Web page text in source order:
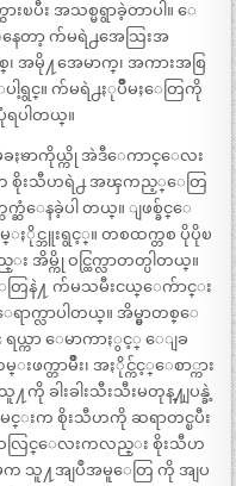
ၿပီး အသစ္မရွာခဲ့တာပါ။ ေ
တာ့ က်မရဲ႕အေသြးအ
အမို႔အေမာက္၊ အကားအစြ
ရွင္။ က်မရဲ႕ႏုပ်ဳိမႈေတြကို
ပါတယ္။
ၶာကိုယ္ကို အဲဒီေကာင္ေလး
က စိုးသီဟရဲ႕ အၾကည့္ေတြ
ဆံေနခဲ့ပါ တယ္။ ျဖစ္ခ်င္ေ
င္ဘူးရွင့္။ တစထက္တစ ပိုပိုၿ
မ္ကို ဝင္ထြက္လာတတ္ပါတယ္။
ေတြနဲ႔ က်မသမီးငယ္ေက်ာင္း
ာက္လာပါတယ္။ အိမ္မွာတစ္ေ
ယ္ကာ ေမာကာႏွင့္ ေျခ
က္တာမ်ဳိး၊ အႏိုင္က်င့္ေစာ္ကား
ါးခါးသီးသီးမတုန္႔ျပန္ခဲ့
းမင္းက စိုးသီဟကို ဆရာတင္ၿပီး
လြင္ေလးကလည္း စိုးသီဟ
သူ႔အျပဳအမူေတြ ကို အျပ